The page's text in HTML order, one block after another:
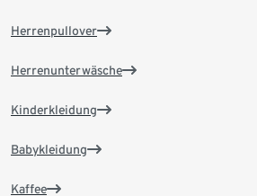
Herrenpullover
Herrenunterwäsche
Kinderkleidung
Babykleidung
Kaffee